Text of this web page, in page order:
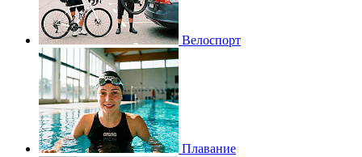
Велоспорт
Плавание